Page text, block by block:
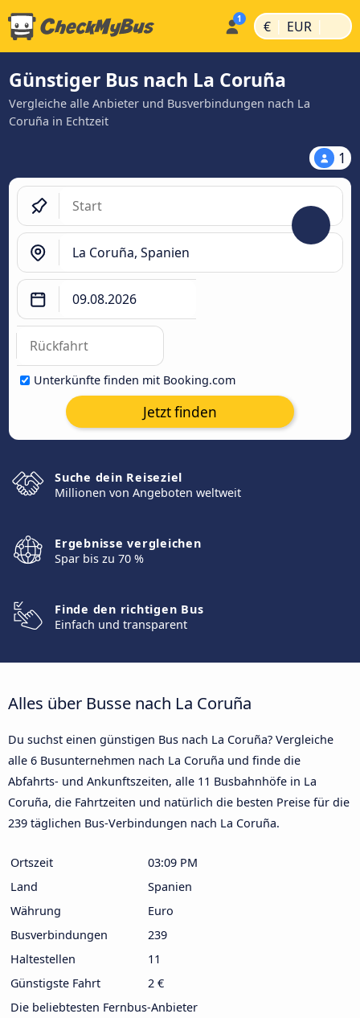
€ | EUR |
Günstiger Bus nach La Coruña
Vergleiche alle Anbieter und Busverbindungen nach La
Coruña in Echtzeit
1
Unterkünfte finden mit Booking.com
Jetzt finden
Suche dein Reiseziel
Millionen von Angeboten weltweit
Ergebnisse vergleichen
Spar bis zu 70 %
Finde den richtigen Bus
Einfach und transparent
Alles über Busse nach La Coruña
Du suchst einen günstigen Bus nach La Coruña? Vergleiche
alle 6 Busunternehmen nach La Coruña und finde die
Abfahrts- und Ankunftszeiten, alle 11 Busbahnhöfe in La
Coruña, die Fahrtzeiten und natürlich die besten Preise für die
239 täglichen Bus-Verbindungen nach La Coruña.
Ortszeit
03:09 PM
Land
Spanien
Währung
Euro
Busverbindungen
239
Haltestellen
11
Günstigste Fahrt
2 €
Die beliebtesten Fernbus-Anbieter